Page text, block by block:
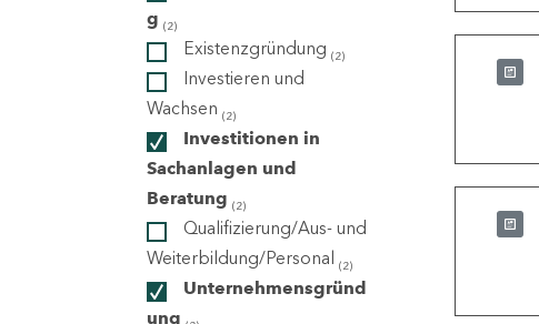
g (2)
Existenzgründung (2)
Investieren und
Wachsen (2)
Investitionen in
Sachanlagen und
Beratung (2)
Qualifizierung/Aus- und
Weiterbildung/Personal (2)
Unternehmensgründ
ung